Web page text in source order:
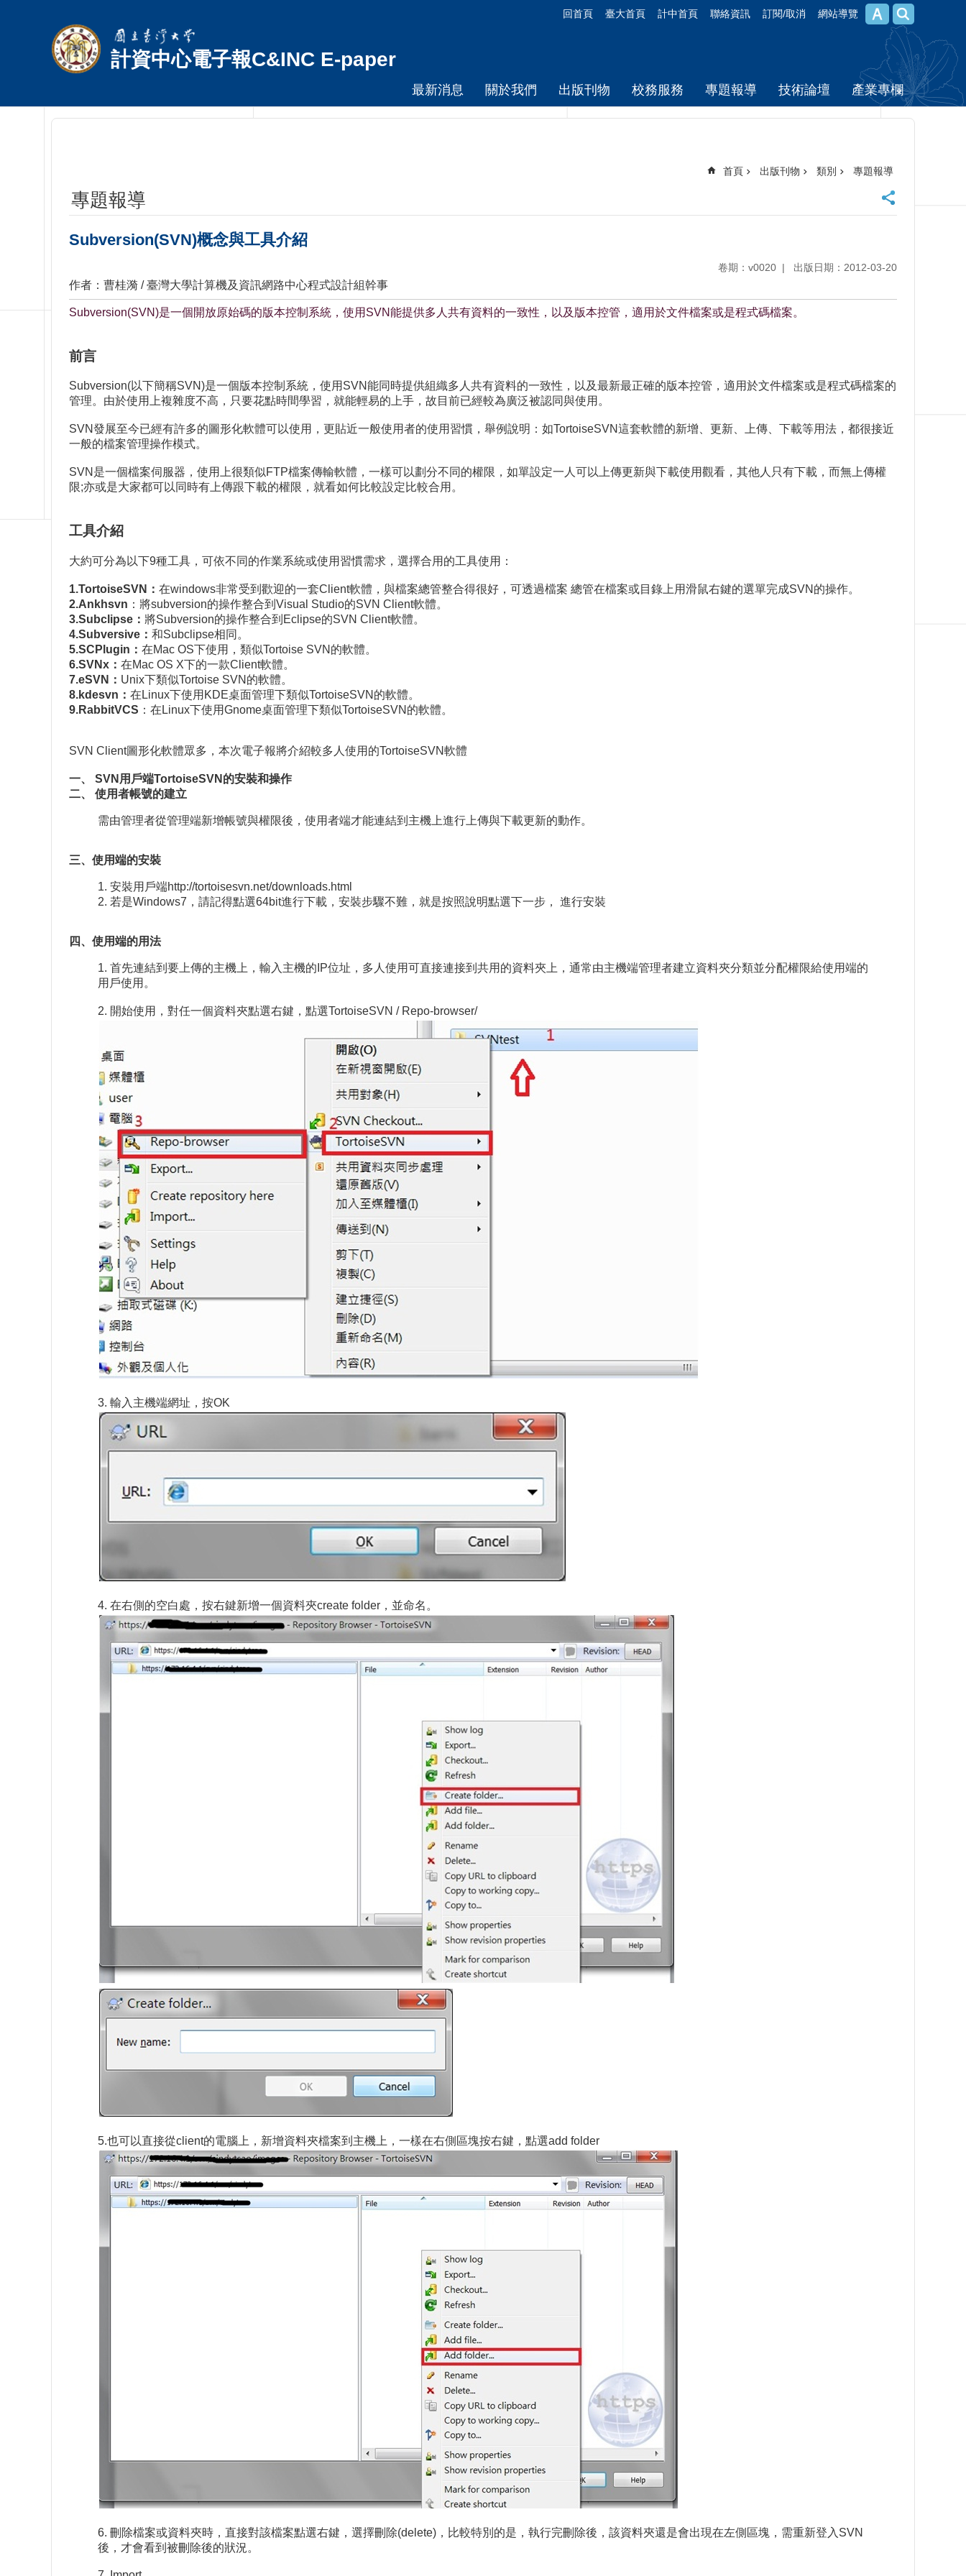
回首頁 臺大首頁 計中首頁 聯絡資訊 訂閱/取消 網站導覽
計資中心電子報C&INC E-paper
最新消息 關於我們 出版刊物 校務服務 專題報導 技術論壇 產業專欄
首頁 出版刊物 類別 專題報導
專題報導
Subversion(SVN)概念與工具介紹
卷期：v0020 出版日期：2012-03-20
作者：曹桂漪 / 臺灣大學計算機及資訊網路中心程式設計組幹事
Subversion(SVN)是一個開放原始碼的版本控制系統，使用SVN能提供多人共有資料的一致性，以及版本控管，適用於文件檔案或是程式碼檔案。
前言
Subversion(以下簡稱SVN)是一個版本控制系統，使用SVN能同時提供組織多人共有資料的一致性，以及最新最正確的版本控管，適用於文件檔案或是程式碼檔案的
管理。由於使用上複雜度不高，只要花點時間學習，就能輕易的上手，故目前已經較為廣泛被認同與使用。
SVN發展至今已經有許多的圖形化軟體可以使用，更貼近一般使用者的使用習慣，舉例說明：如TortoiseSVN這套軟體的新增、更新、上傳、下載等用法，都很接近
一般的檔案管理操作模式。
SVN是一個檔案伺服器，使用上很類似FTP檔案傳輸軟體，一樣可以劃分不同的權限，如單設定一人可以上傳更新與下載使用觀看，其他人只有下載，而無上傳權
限;亦或是大家都可以同時有上傳跟下載的權限，就看如何比較設定比較合用。
工具介紹
大約可分為以下9種工具，可依不同的作業系統或使用習慣需求，選擇合用的工具使用：
1.TortoiseSVN： 在windows非常受到歡迎的一套Client軟體，與檔案總管整合得很好，可透過檔案 總管在檔案或目錄上用滑鼠右鍵的選單完成SVN的操作。
2.Ankhsvn ：將subversion的操作整合到Visual Studio的SVN Client軟體。
3.Subclipse： 將Subversion的操作整合到Eclipse的SVN Client軟體。
4.Subversive： 和Subclipse相同。
5.SCPlugin： 在Mac OS下使用，類似Tortoise SVN的軟體。
6.SVNx： 在Mac OS X下的一款Client軟體。
7.eSVN： Unix下類似Tortoise SVN的軟體。
8.kdesvn： 在Linux下使用KDE桌面管理下類似TortoiseSVN的軟體。
9.RabbitVCS ：在Linux下使用Gnome桌面管理下類似TortoiseSVN的軟體。
SVN Client圖形化軟體眾多，本次電子報將介紹較多人使用的TortoiseSVN軟體
一、 SVN用戶端TortoiseSVN的安裝和操作
二、 使用者帳號的建立
需由管理者從管理端新增帳號與權限後，使用者端才能連結到主機上進行上傳與下載更新的動作。
三、使用端的安裝
1. 安裝用戶端http://tortoisesvn.net/downloads.html
2. 若是Windows7，請記得點選64bit進行下載，安裝步驟不難，就是按照說明點選下一步， 進行安裝
四、使用端的用法
1. 首先連結到要上傳的主機上，輸入主機的IP位址，多人使用可直接連接到共用的資料夾上，通常由主機端管理者建立資料夾分類並分配權限給使用端的
用戶使用。
2. 開始使用，對任一個資料夾點選右鍵，點選TortoiseSVN / Repo-browser/
3. 輸入主機端網址，按OK
4. 在右側的空白處，按右鍵新增一個資料夾create folder，並命名。
5.也可以直接從client的電腦上，新增資料夾檔案到主機上，一樣在右側區塊按右鍵，點選add folder
6. 刪除檔案或資料夾時，直接對該檔案點選右鍵，選擇刪除(delete)，比較特別的是，執行完刪除後，該資料夾還是會出現在左側區塊，需重新登入SVN
後，才會看到被刪除後的狀況。